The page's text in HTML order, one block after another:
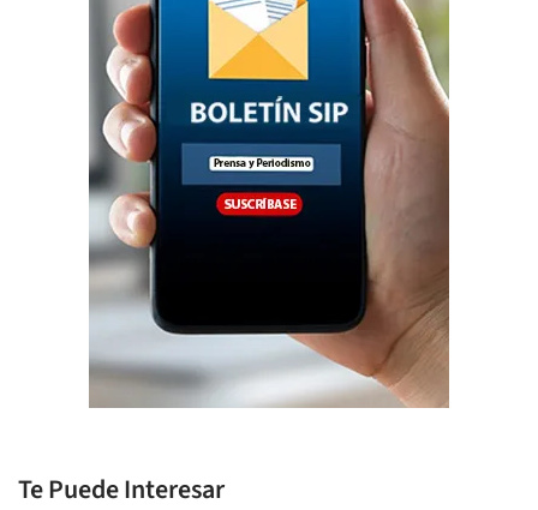
Te Puede Interesar